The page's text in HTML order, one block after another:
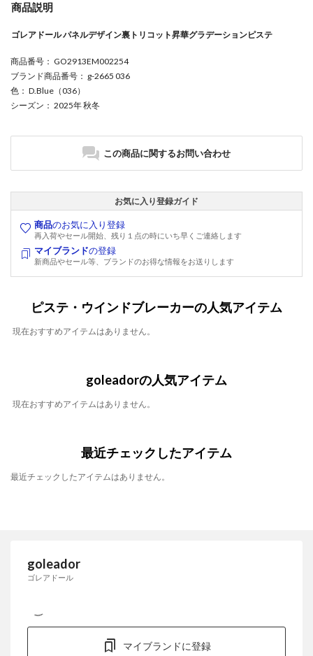
商品説明
ゴレアドール パネルデザイン裏トリコット昇華グラデーションピステ
商品番号 ： GO2913EM002254
ブランド商品番号 ： g-2665 036
色 ： D.Blue（036）
シーズン ： 2025年 秋冬
この商品に関するお問い合わせ
お気に入り登録ガイド
商品のお気に入り登録
再入荷やセール開始、残り１点の時にいち早くご連絡します
マイブランドの登録
新商品やセール等、ブランドのお得な情報をお送りします
ピステ・ウインドブレーカーの人気アイテム
現在おすすめアイテムはありません。
goleadorの人気アイテム
現在おすすめアイテムはありません。
最近チェックしたアイテム
最近チェックしたアイテムはありません。
goleador
ゴレアドール
マイブランドに登録